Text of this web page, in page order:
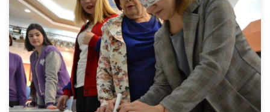
Мероприятие уже проходило на базе Центра татарской культуры города, в селе
Аслана Ялуторовского района,в селе Тюнево Нижнетавдинского района, в селе
Юргинское и в деревне Чикча